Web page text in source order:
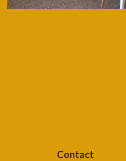
Contact